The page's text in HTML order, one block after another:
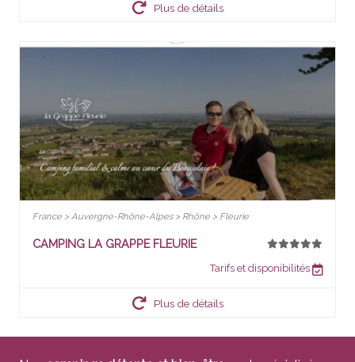
Plus de détails
France > Auvergne-Rhône-Alpes > Rhône > Fleurie
CAMPING LA GRAPPE FLEURIE
Tarifs et disponibilités
Plus de détails